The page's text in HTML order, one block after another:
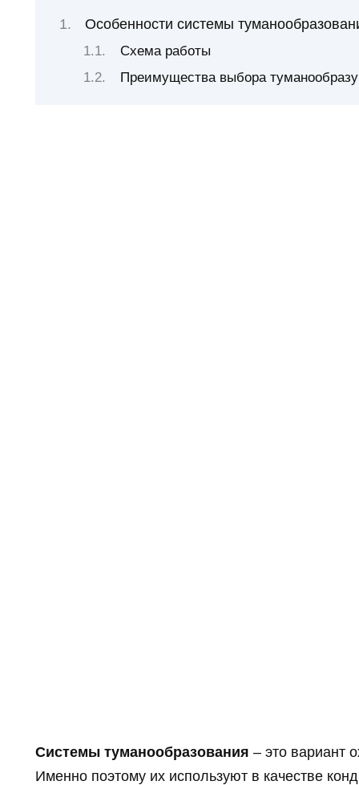
Особенности системы
Схема работы
Преимущества выбора
Системы туманообразования – это вариант
Именно поэтому их используют в качестве